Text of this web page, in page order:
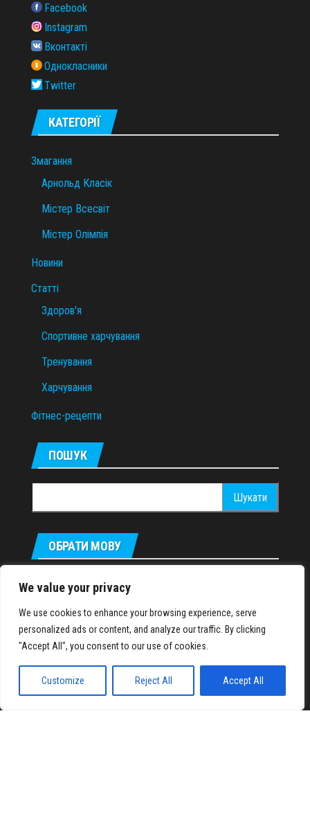
We value your privacy
We use cookies to enhance your browsing experience, serve
personalized ads or content, and analyze our traffic. By clicking
"Accept All", you consent to our use of cookies.
Customize Reject All Accept All
Facebook
Instagram
Вконтакті
Однокласники
Twitter
КАТЕГОРІЇ
Змагання
Арнольд Класік
Містер Всесвіт
Містер Олімпія
Новини
Статті
Здоров'я
Спортивне харчування
Тренування
Харчування
Фітнес-рецепти
ПОШУК
ОБРАТИ МОВУ
Русский
IronMuscles.org© 2018-2023